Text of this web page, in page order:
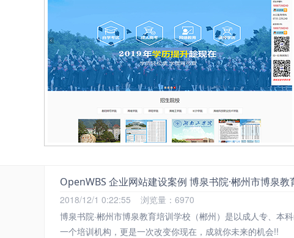
OpenWBS 企业网站建设案例 博泉书院·郴州市博泉教
2018/12/1 0:22:55
浏览量：6970
博泉书院·郴州市博泉教育培训学校（郴州）是以成人专、本
一个培训机构，更是一次改变你现在，成就你未来的机会!!